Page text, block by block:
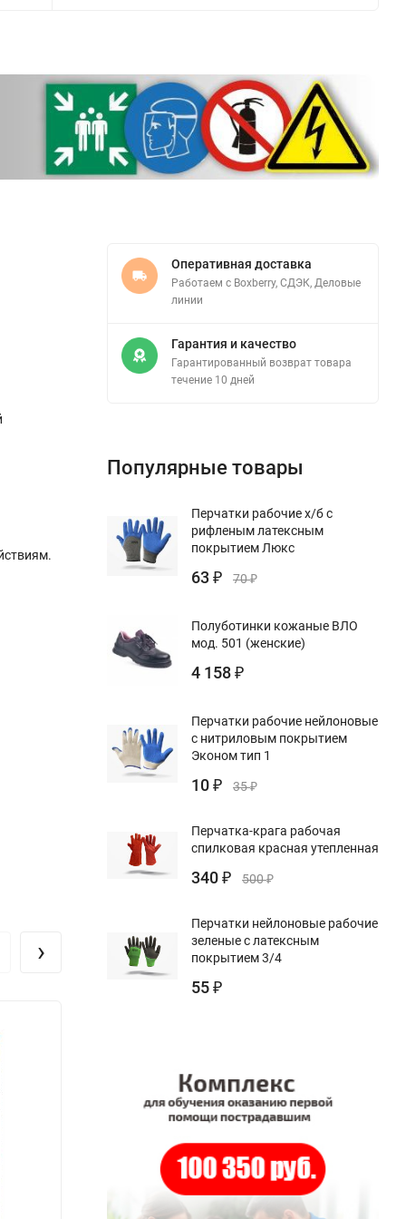
›
Оперативная доставка
Работаем с Boxberry, СДЭК, Деловые
линии
Гарантия и качество
Гарантированный возврат товара
течение 10 дней
Популярные товары
Перчатки рабочие х/б с
рифленым латексным
покрытием Люкс
63 ₽ 70₽
Полуботинки кожаные ВЛО
мод. 501 (женские)
4 158 ₽
Перчатки рабочие нейлоновые
с нитриловым покрытием
Эконом тип 1
10 ₽ 35₽
Перчатка-крага рабочая
спилковая красная утепленная
340 ₽ 500₽
Перчатки нейлоновые рабочие
зеленые с латексным
покрытием 3/4
55 ₽